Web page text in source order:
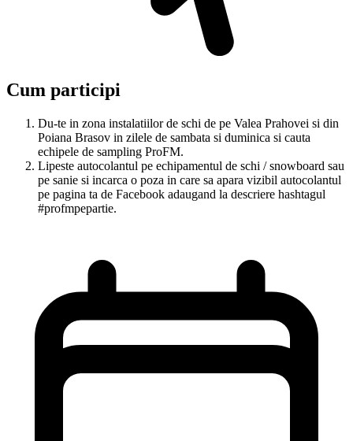
Cum participi
Du-te in zona instalatiilor de schi de pe Valea Prahovei si din
Poiana Brasov in zilele de sambata si duminica si cauta
echipele de sampling ProFM.
Lipeste autocolantul pe echipamentul de schi / snowboard sau
pe sanie si incarca o poza in care sa apara vizibil autocolantul
pe pagina ta de Facebook adaugand la descriere hashtagul
#profmpepartie.